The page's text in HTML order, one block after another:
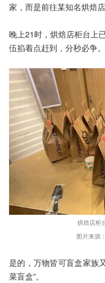
家，而是前往某知名烘焙店
晚上21时，烘焙店柜台上
伍掐着点赶到，分秒必争。
烘焙店柜
图片来源
是的，万物皆可盲盒家
菜盲盒”。